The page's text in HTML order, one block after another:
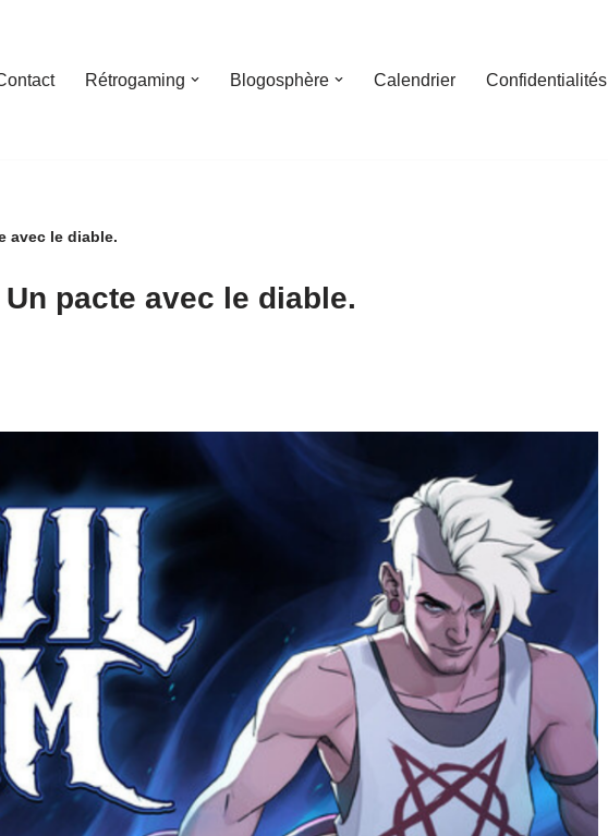
Rétrogaming Blogosphère Calendrier Confidentialités
avec le diable.
pacte avec le diable.